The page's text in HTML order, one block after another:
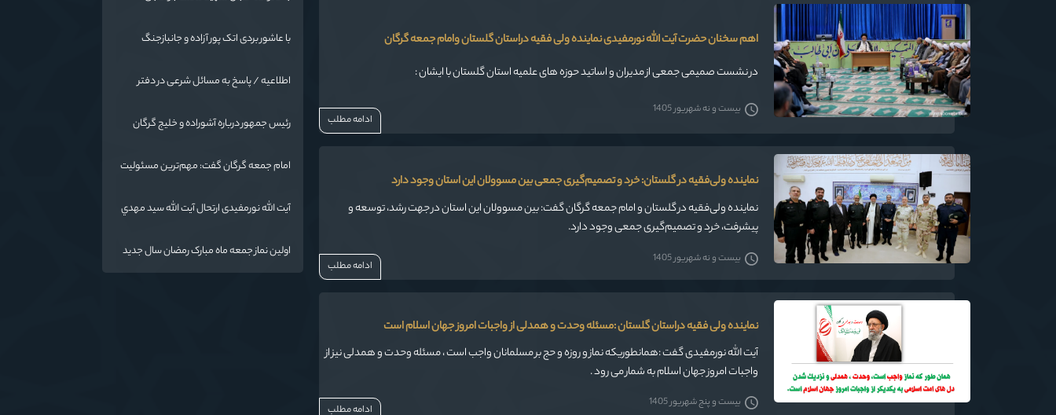
اهم سخنان حضرت آیت الله نورمفیدی نماینده ولی فقیه دراستان گلستان وامام جمعه گرگان
در نشست صمیمی جمعی از مدیران و اساتید حوزه های علمیه استان گلستان با ایشان :
بیست و نه شهریور 1405
ادامه مطلب
نماینده ولی‌فقیه در گلستان: خرد و تصمیم‌گیری جمعی بین مسوولان این استان وجود دارد
نماینده ولی‌فقیه در گلستان و امام جمعه گرگان گفت: بین مسوولان این استان در جهت رشد، توسعه و
پیشرفت، خرد و تصمیم‌گیری جمعی وجود دارد.
بیست و نه شهریور 1405
ادامه مطلب
نماینده ولی فقیه دراستان گلستان :مسئله وحدت و همدلی از واجبات امروز جهان اسلام است
آیت الله نورمفیدی گفت :همانطوریکه نماز و روزه و حج بر مسلمانان واجب است ، مسئله وحدت و همدلی نیز از
واجبات امروز جهان اسلام به شمار می رود .
بیست و پنج شهریور 1405 ادامه مطلب
با عاشور بردی اتک پور آزاده و جانبازجنگ
اطلاعیه / پاسخ به مسائل شرعی در دفتر
رئیس جمهور درباره آشوراده و خلیج گرگان
امام جمعه گرگان گفت: مهم‌ترین مسئولیت
دانش‌آموزان، انسان‌سازی و تربیت نیروهای
موثر و مفید برای آینده ایران اسلامی است.
آیت الله نورمفیدی ارتحال آیت الله سيد مهدي
اولین نماز جمعه ماه مبارک رمضان سال جدید